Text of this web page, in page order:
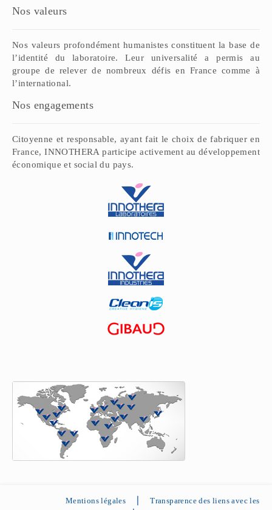
Nos valeurs
Nos valeurs profondément humanistes constituent la base de
l’identité du laboratoire. Leur universalité a permis au
groupe de relever de nombreux défis en France comme à
l’international.
Nos engagements
Citoyenne et responsable, ayant fait le choix de fabriquer en
France, INNOTHERA participe activement au développement
économique et social du pays.
Mentions légales ⎪Transparence des liens avec les